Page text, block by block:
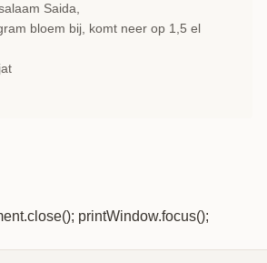
Saida,
bloem bij, komt neer op 1,5 el
printWindow.focus();